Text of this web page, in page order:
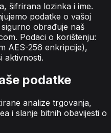
šifrirana lozinka i ime.
podatke o vašoj
obrađuje naš
Podaci o korištenju:
AES-256 enkripcije),
aktivnosti.
podatke
analize trgovanja,
i slanje bitnih obavijesti o